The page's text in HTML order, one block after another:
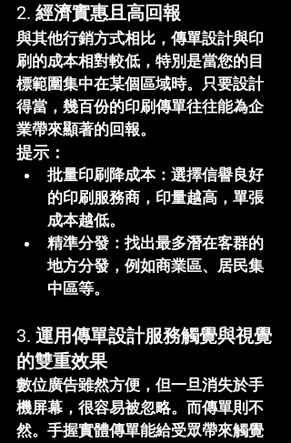
2. 經濟實惠且高回報
與其他行銷方式相比，傳單設計與印
刷的成本相對較低，特別是當您的目
標範圍集中在某個區域時。只要設計
得當，幾百份的印刷傳單往往能為企
業帶來顯著的回報。
提示：
批量印刷降成本：選擇信譽良好
的印刷服務商，印量越高，單張
成本越低。
精準分發 ：找出最多潛在客群的
地方分發，例如商業區、居民集
中區等。
3. 運用傳單設計服務觸覺與視覺
的雙重效果
數位廣告雖然方便，但一旦消失於手
機屏幕，很容易被忽略。而傳單則不
然。手握實體傳單能給受眾帶來觸覺